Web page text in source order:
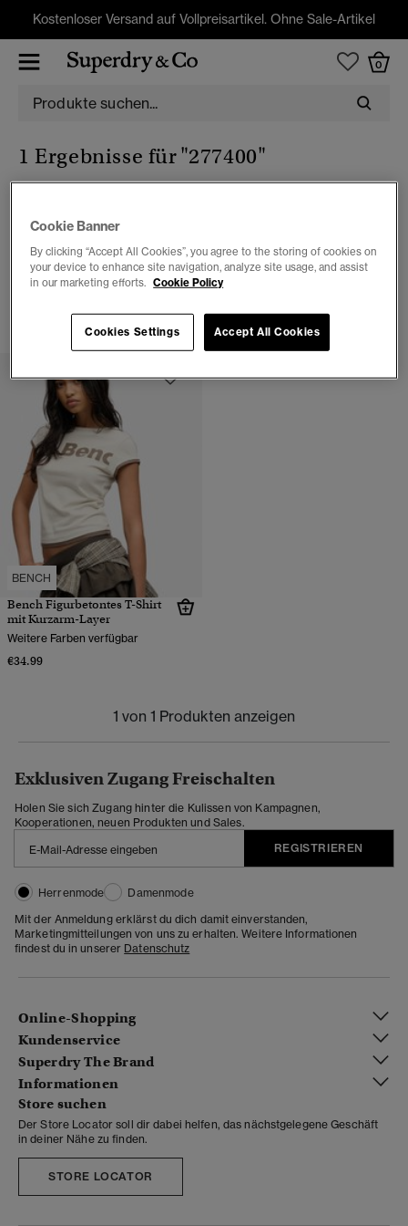
Kostenloser Versand auf Vollpreisartikel. Ohne Sale-Artikel
0
1 Ergebnisse für"277400"
Damen
FILTERN & SORTIEREN
BENCH
Bench Figurbetontes T-Shirt
mit Kurzarm-Layer
Weitere Farben verfügbar
€34.99
1 von 1 Produkten anzeigen
Exklusiven Zugang Freischalten
Holen Sie sich Zugang hinter die Kulissen von Kampagnen,
Kooperationen, neuen Produkten und Sales.
REGISTRIEREN
Herrenmode
Damenmode
Mit der Anmeldung erklärst du dich damit einverstanden,
Marketingmitteilungen von uns zu erhalten. Weitere Informationen
findest du in unserer Datenschutz
Online-Shopping
Kundenservice
Superdry The Brand
Informationen
Store suchen
Der Store Locator soll dir dabei helfen, das nächstgelegene Geschäft
in deiner Nähe zu finden.
STORE LOCATOR
Cookie Banner
By clicking “Accept All Cookies”, you agree to the storing of cookies on
your device to enhance site navigation, analyze site usage, and assist
in our marketing efforts. Cookie Policy
Accept All Cookies
Cookies Settings